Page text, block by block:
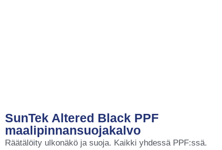
SunTek Altered Black PPF
maalipinnansuojakalvo
Räätälöity ulkonäkö ja suoja. Kaikki yhdessä PPF:ssä.